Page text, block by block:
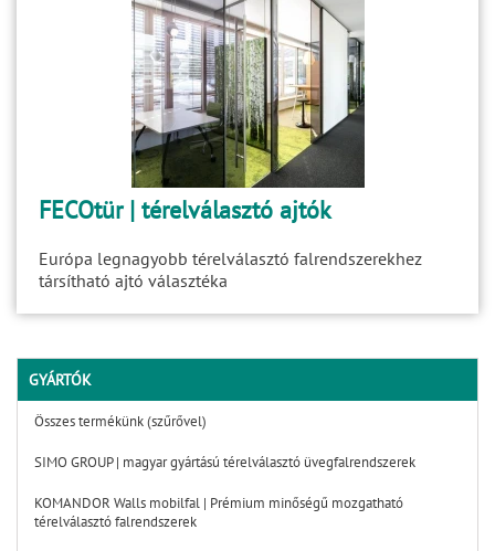
FECOtür | térelválasztó ajtók
Európa legnagyobb térelválasztó falrendszerekhez
társítható ajtó választéka
GYÁRTÓK
Összes termékünk (szűrővel)
SIMO GROUP | magyar gyártású térelválasztó üvegfalrendszerek
KOMANDOR Walls mobilfal | Prémium minőségű mozgatható
térelválasztó falrendszerek